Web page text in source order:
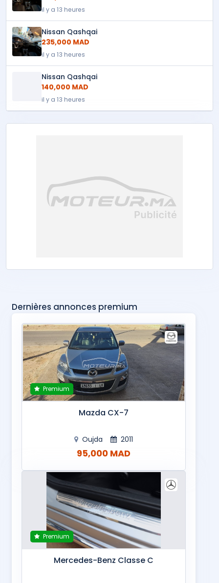
il y a 13 heures
Nissan Qashqai
235,000 MAD
il y a 13 heures
Nissan Qashqai
140,000 MAD
il y a 13 heures
Dernières annonces premium
Premium
Mazda CX-7
Oujda 2011
95,000 MAD
Premium
Mercedes-Benz Classe C